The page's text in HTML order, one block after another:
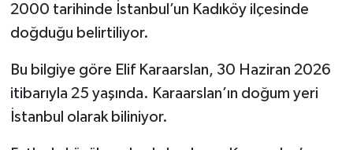
2000 tarihinde İstanbul’un Kadıköy ilçesinde
doğduğu belirtiliyor.
Bu bilgiye göre Elif Karaarslan, 30 Haziran 2026
itibarıyla 25 yaşında. Karaarslan’ın doğum yeri
İstanbul olarak biliniyor.